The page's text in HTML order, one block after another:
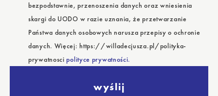
bezpodstawnie, przenoszenia danych oraz wniesienia
skargi do UODO w razie uznania, że przetwarzanie
Państwa danych osobowych narusza przepisy o ochronie
danych. Więcej: https://willadecjusza.pl/polityka-
prywatnoscipolityce prywatności.
wyślij